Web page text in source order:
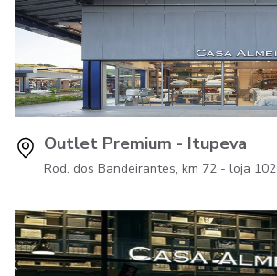
Outlet Premium - Itupeva
Rod. dos Bandeirantes, km 72 - loja 102